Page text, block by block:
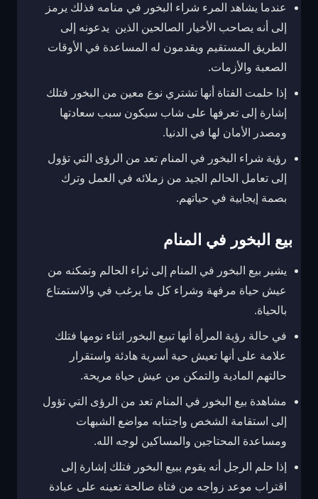
عندما يشاهد المرء شراء البخور في منامه فذلك يرمز
إلى أنه يصاحب الأخيار الصالحين الذين يدعونه إلى
الطريق المستقيم ويقدمون له المساعدة في الأوقات
الصعبة والأزمات.
إذا حلمت الفتاة أنها تشتري نوع معين من البخور فتلك
إشارة إلى تعرفها على شاب سيكون سبب سعادتها
ومصدر الأمان لها في الدنيا.
رؤية شراء البخور في المنام تعد من الرؤى التي تؤول
إلى تعامل الحالم الجيد من زملائه في العمل وترك
بصمة إيجابية في حياتهم.
بيع البخور في المنام
يشير بيع البخور في المنام إلى ثراء الحالم وتمكنه من
عيش حياة مرفهة وشراء كل ما يرغب في والاستمتاع
بالحياة.
في حالة رؤية المرأة أنها تبيع البخور اثناء نومها فتلك
علامة على أنها تعيش حية أسرية هادئة واستقرار
حالتهم المادية والتمكن من عيش حياة مريحة.
مشاهدة بيع البخور في المنام تعد من الرؤى التي تؤول
إلى استقامة الشخص واجتنابه مواضع الشبهات
ومساعدة المحتاجين والمساكين لوجه الله.
إذا حلم الرجل أنه يقوم ببيع البخور فتلك إشارة إلى
اقتراب موعد زواجه من فتاة صالحة تعينه على عبادة